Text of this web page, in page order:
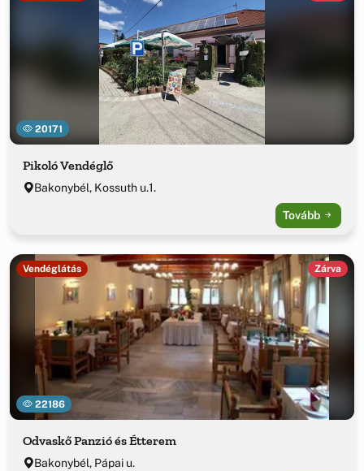
20171
Pikoló Vendéglő
Bakonybél, Kossuth u.1.
Tovább
22186
Vendéglátás Zárva
Odvaskő Panzió és Étterem
Bakonybél, Pápai u.